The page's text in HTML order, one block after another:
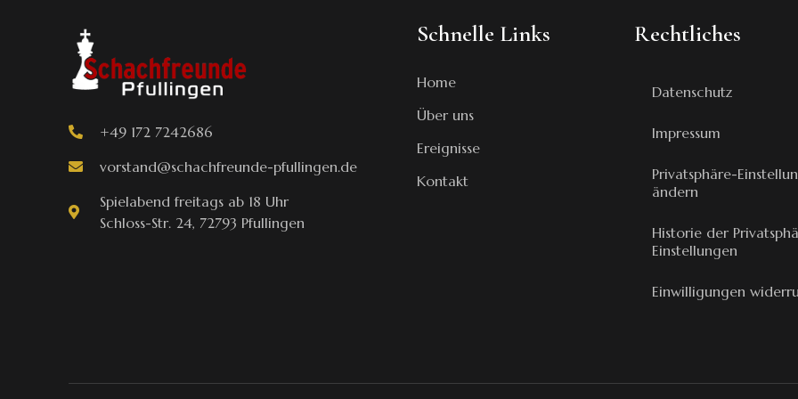
+49 172 7242686
vorstand@schachfreunde-pfullingen.de
Spielabend freitags ab 18 Uhr
Schloss-Str. 24, 72793 Pfullingen
Schnelle Links
Home
Über uns
Ereignisse
Kontakt
Rechtliches
Datenschutz
Impressum
Privatsphäre-
ändern
Historie der
Einstellungen
Einwilligungen